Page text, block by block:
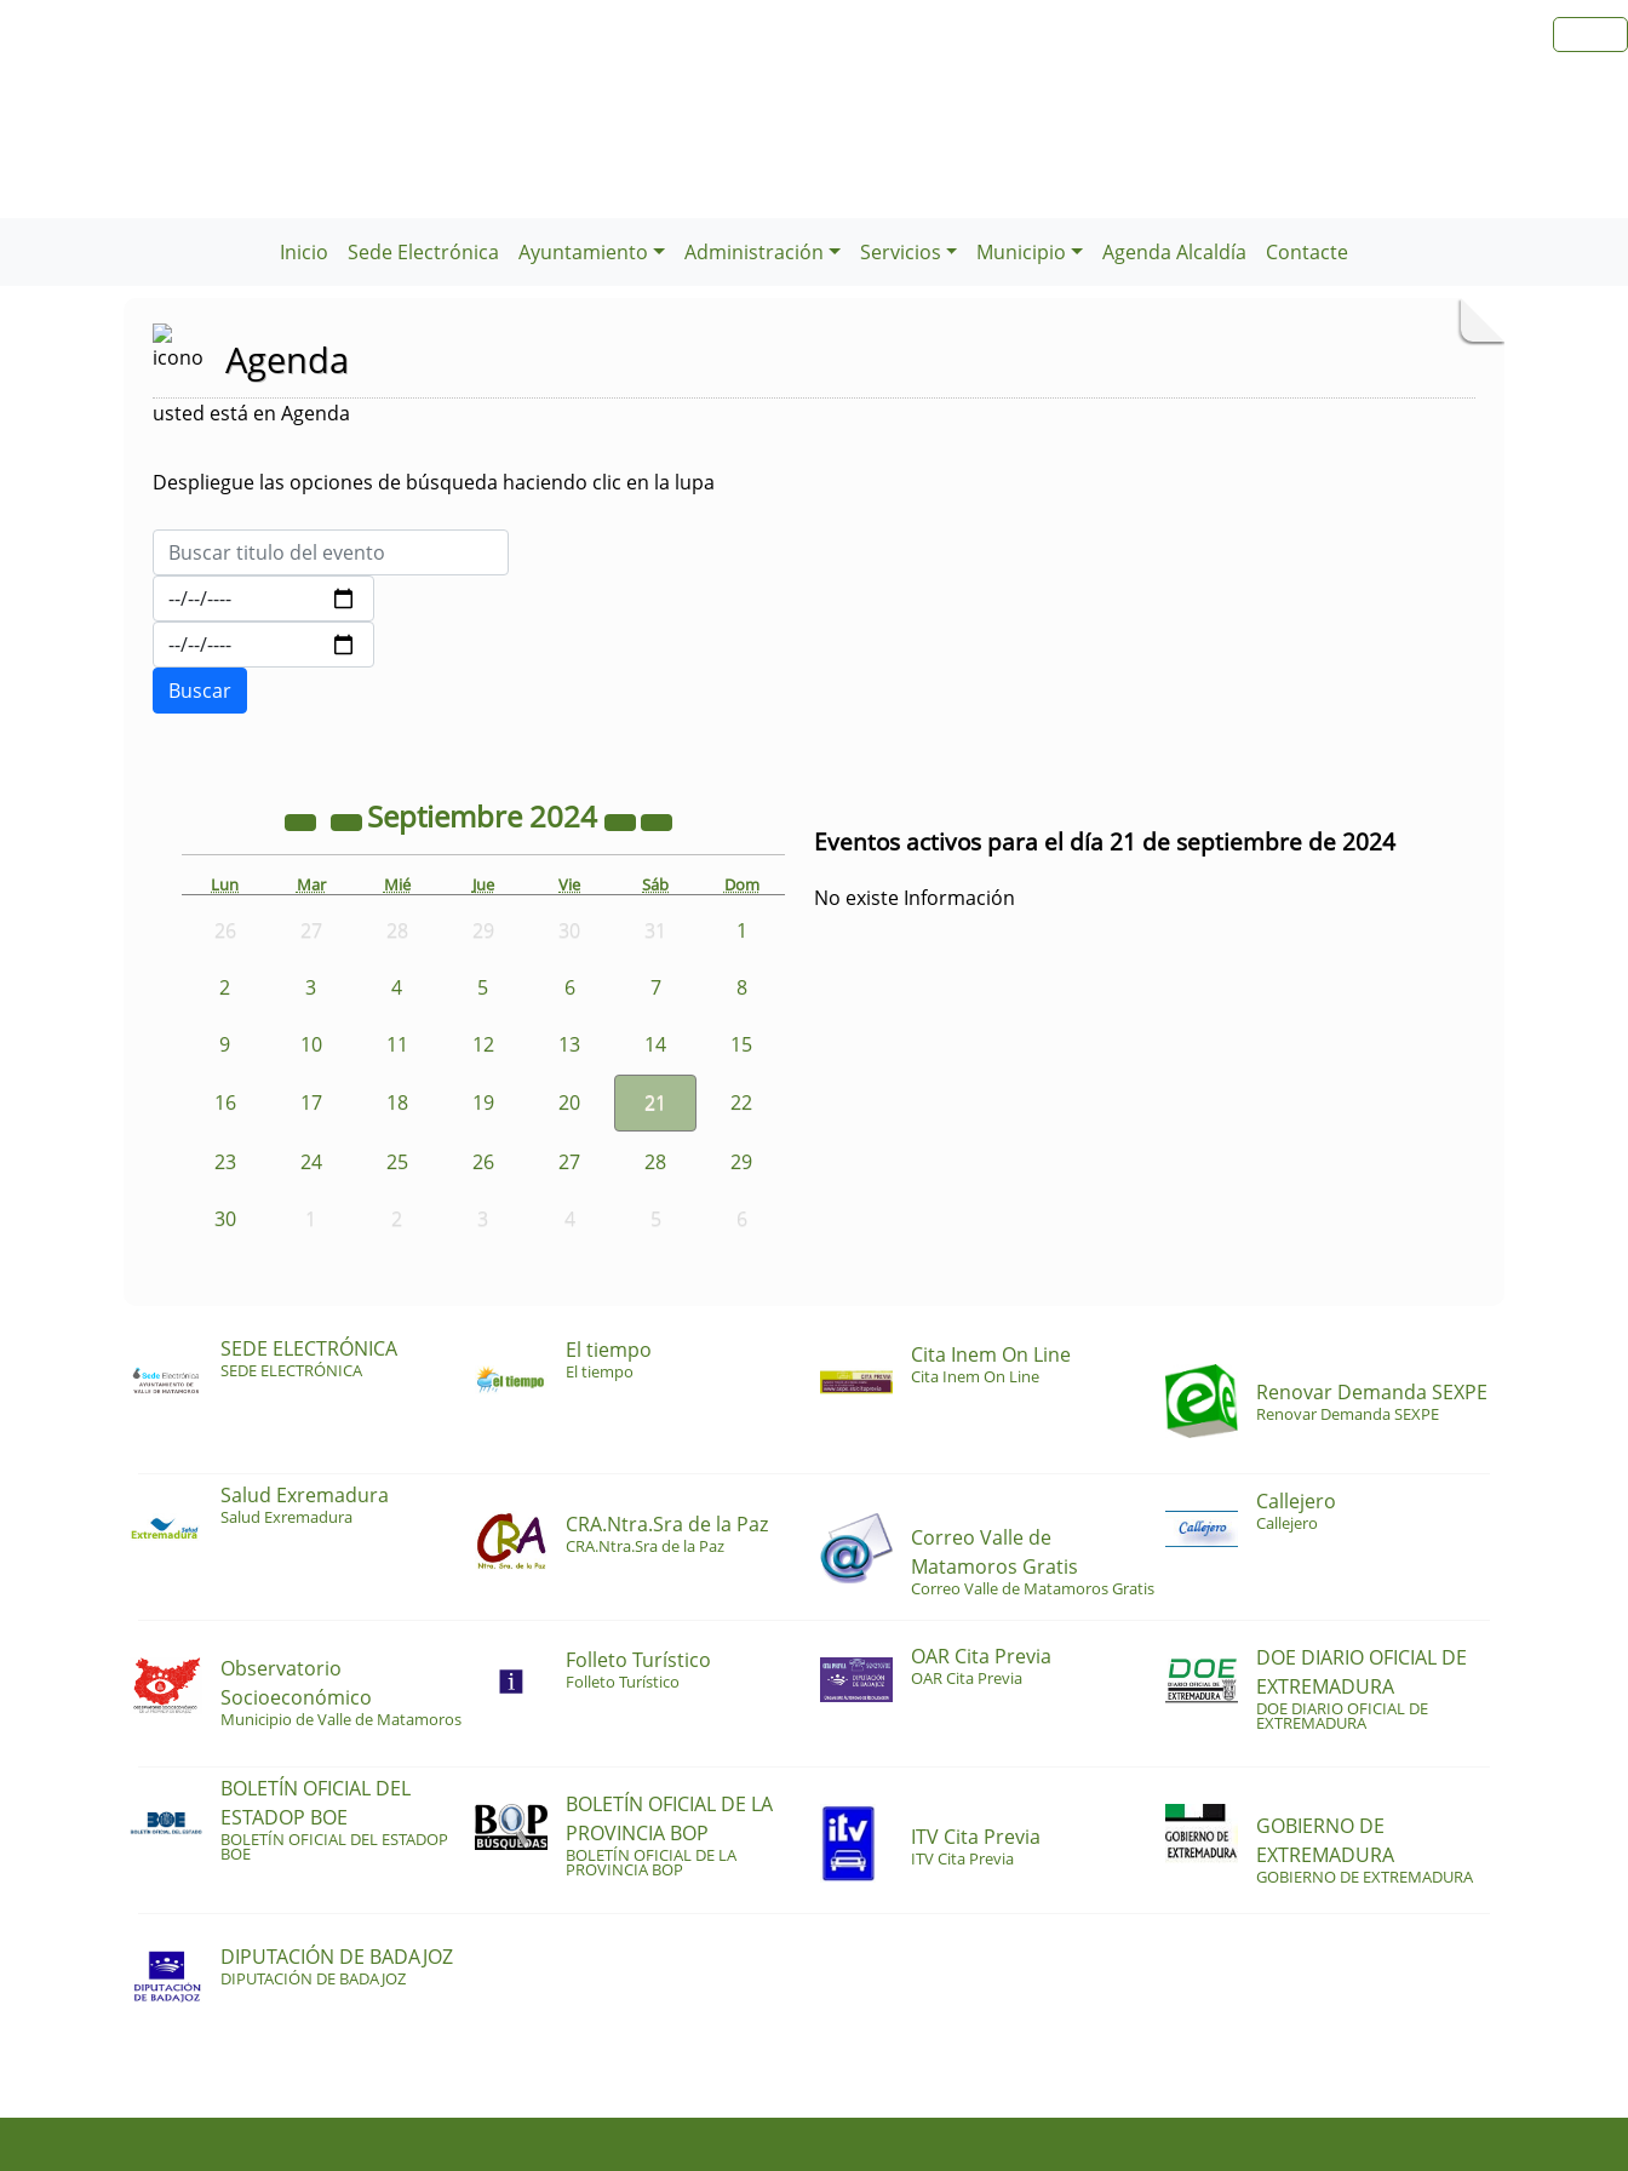
Inicio Sede Electrónica Ayuntamiento Administración Servicios Municipio Agenda Alcaldía Contacte
Agenda
usted está en Agenda
Despliegue las opciones de búsqueda haciendo clic en la lupa
Septiembre2024
Lun Mar Mié Jue Vie Sáb Dom
26 27 28 29 30 31 1
2 3 4 5 6 7 8
9 10 11 12 13 14 15
16 17 18 19 20 21 22
23 24 25 26 27 28 29
30 1 2 3 4 5 6
Eventos activos para el día 21 de septiembre de 2024
No existe Información
SEDE ELECTRÓNICA
SEDE ELECTRÓNICA
El tiempo
El tiempo
Cita Inem On Line
Cita Inem On Line
Renovar Demanda SEXPE
Renovar Demanda SEXPE
Salud Exremadura
Salud Exremadura CRA.Ntra.Sra de la Paz
CRA.Ntra.Sra de la Paz
Correo Valle de
Matamoros Gratis
Correo Valle de Matamoros Gratis
Callejero
Callejero
Observatorio
Socioeconómico
Municipio de Valle de Matamoros
Folleto Turístico
Folleto Turístico
OAR Cita Previa
OAR Cita Previa
DOE DIARIO OFICIAL DE
EXTREMADURA
DOE DIARIO OFICIAL DE
EXTREMADURA
BOLETÍN OFICIAL DEL
ESTADOP BOE
BOLETÍN OFICIAL DEL ESTADOP
BOE
BOLETÍN OFICIAL DE LA
PROVINCIA BOP
BOLETÍN OFICIAL DE LA
PROVINCIA BOP
ITV Cita Previa
ITV Cita Previa
GOBIERNO DE
EXTREMADURA
GOBIERNO DE EXTREMADURA
DIPUTACIÓN DE BADAJOZ
DIPUTACIÓN DE BADAJOZ